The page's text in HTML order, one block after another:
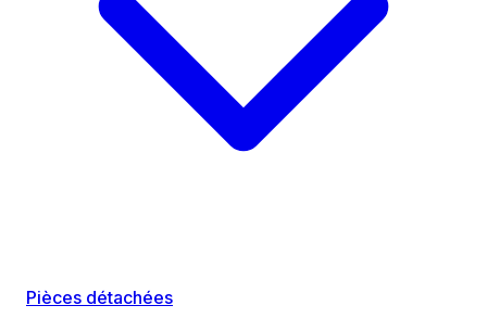
Pièces détachées